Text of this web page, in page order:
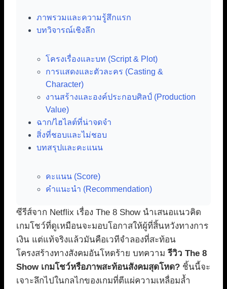
ภาพรวมและความรู้สึกแรก
บทวิจารณ์เชิงลึก
โครงเรื่องและบท (Script & Plot)
การแสดงและตัวละคร (Casting &
Character)
งานสร้างและองค์ประกอบศิลป์ (Production
Value)
ฉาก/ไฮไลต์ที่น่าจดจำ
สิ่งที่ชอบและไม่ชอบ
บทสรุปและคะแนน
คะแนน (Score)
คำแนะนำ (Recommendation)
ซีรีส์จาก Netflix เรื่อง The 8 Show นำเสนอแนวคิด
เกมโชว์ที่ดูเหมือนจะมอบโอกาสให้ผู้ที่สิ้นหวังทางการ
เงิน แต่แท้จริงแล้วมันคือเวทีจำลองที่สะท้อน
โครงสร้างทางสังคมอันโหดร้าย บทความรีวิว The 8
Show เกมโชว์หรือภาพสะท้อนสังคมสุดโหด? ชิ้นนี้จะ
เจาะลึกไปในกลไกของเกมที่ตีแผ่ความเหลื่อมล้ำ